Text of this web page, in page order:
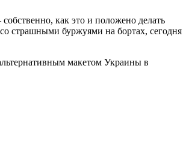
как это и положено делать
страшными буржуями на бортах, сегодня
макетом Украины в